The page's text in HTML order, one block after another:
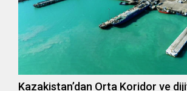
Kazakistan’dan Orta Koridor ve